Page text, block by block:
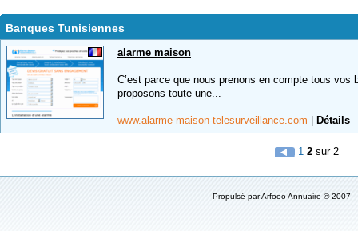
Banques Tunisiennes
alarme maison
C’est parce que nous prenons en compte tous
proposons toute une...
www.alarme-maison-telesurveillance.com Détails
1 2 sur 2
Propulsé parArfooo Annuaire © 2007